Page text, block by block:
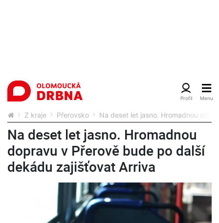
Z kraje Přerovsko Na deset let jasno. Hromadnou
Na deset let jasno. Hromadnou
dopravu v Přerově bude po další
dekádu zajišťovat Arriva